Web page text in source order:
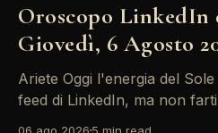
Oroscopo LinkedIn
Giovedì, 6 Agosto
Ariete Oggi l'energia del Sole in Leone illumina il tuo
feed di LinkedIn, ma non